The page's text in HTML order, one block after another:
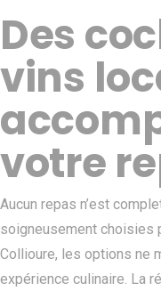
Des
vins
votre
Aucun repas n’est
soigneusement choisies
Collioure, les options ne
expérience culinaire. La